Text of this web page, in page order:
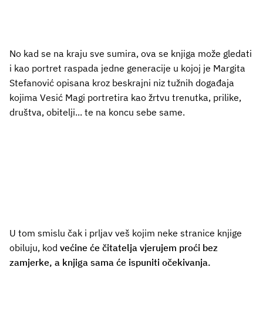
No kad se na kraju sve sumira, ova se knjiga može gledati
i kao portret raspada jedne generacije u kojoj je Margita
Stefanović opisana kroz beskrajni niz tužnih događaja
kojima Vesić Magi portretira kao žrtvu trenutka, prilike,
društva, obitelji... te na koncu sebe same.
U tom smislu čak i prljav veš kojim neke stranice knjige
obiluju, kod većine će čitatelja vjerujem proći bez
zamjerke, a knjiga sama će ispuniti očekivanja.